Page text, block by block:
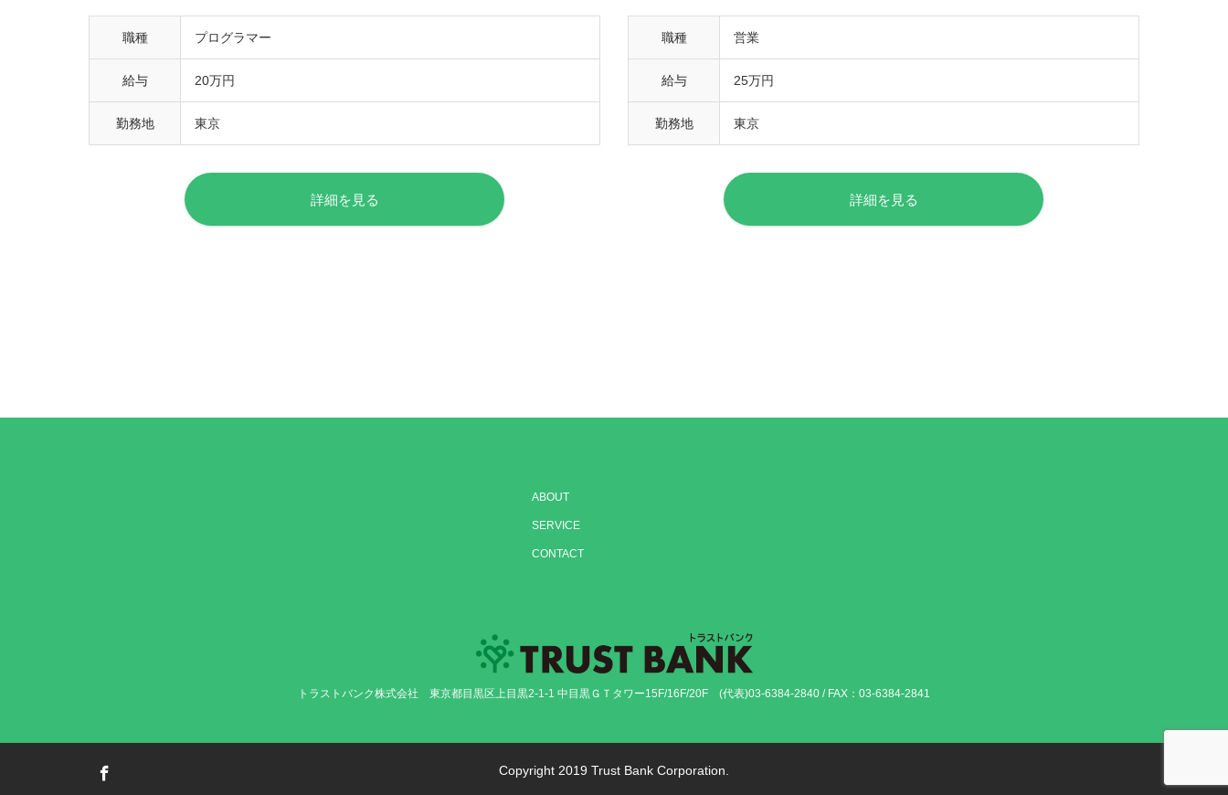
職種 プログラマー
給与 20万円
勤務地 東京
詳細を見る
職種 営業
給与 25万円
勤務地 東京
詳細を見る
ABOUT
SERVICE
CONTACT
トラストバンク株式会社 東京都目黒区上目黒2-1-1 中目黒ＧＴタワー15F/16F/20F (代表)03-6384-2840 / FAX：03-6384-2841
Copyright 2019 Trust Bank Corporation.